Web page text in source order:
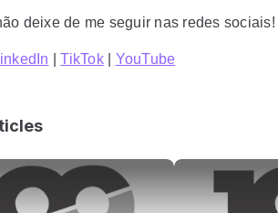
deixe de me seguir nas redes sociais!
|TikTok| YouTube